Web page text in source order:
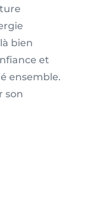
bien
et
ensemble.
son